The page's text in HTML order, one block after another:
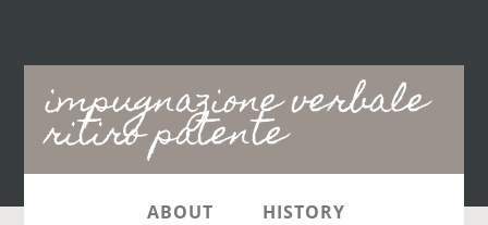
impugnazione verbale
ritiro patente
Main
navigation
ABOUT HISTORY